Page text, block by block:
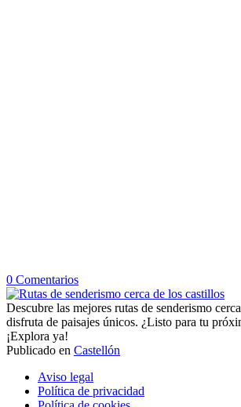
0 Comentariosen
Rutas
de
senderismo
de
castillos
Descubre las mejores rutas de senderismo
disfruta de paisajes únicos. ¿Listo para tu
¡Explora ya!
Publicado en Castellón
Aviso legal
Política de privacidad